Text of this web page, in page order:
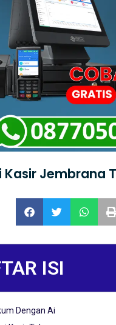
Kasir Jembrana
ISI
Dengan Ai